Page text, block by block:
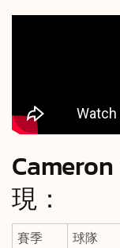
現：
賽季 球隊